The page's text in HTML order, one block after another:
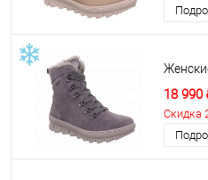
18 990
Скидка